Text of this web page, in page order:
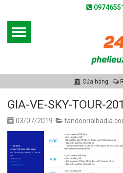
Cửa hàng
GIA-VE-SKY-TOUR-
03/07/2019